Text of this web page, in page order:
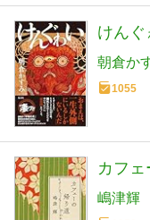
けんぐ
朝倉か
1055
カフ
嶋津輝